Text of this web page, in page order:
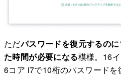
ただパスワードを復元するの
た時間が必要になる模様。16
6コア i7で10桁のパスワード